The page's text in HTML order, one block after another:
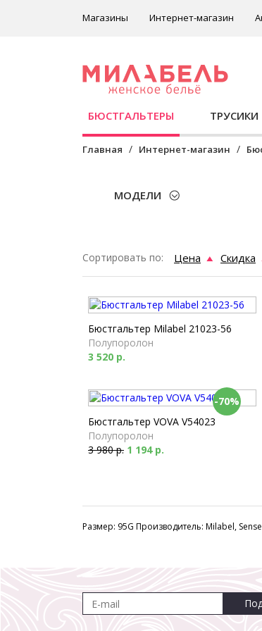
Магазины Интернет-магазин
БЮСТГАЛЬТЕРЫ ТРУСИКИ
Главная Интернет-магазин
МОДЕЛИ
Сортировать по: Цена Скидка
Бюстгальтер Milabel 21023-56
Полупоролон
3 520 р.
-70%
Бюстгальтер VOVA V54023
Полупоролон
3 980 р. 1 194 р.
Размер: 95G Производитель: Milabel,